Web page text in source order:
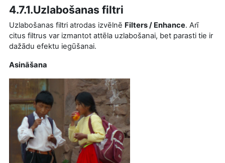
4.7.1.Uzlabošanas filtri
Uzlabošanas filtri atrodas izvēlnē Filters / Enhance. Arī
citus filtrus var izmantot attēla uzlabošanai, bet parasti tie ir
dažādu efektu iegūšanai.
Asināšana